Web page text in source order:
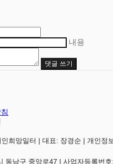
내용
댓글 쓰기
희망일터 | 대표: 장경순 | 개인
동남구 중앙로47 | 사업자등록번호: